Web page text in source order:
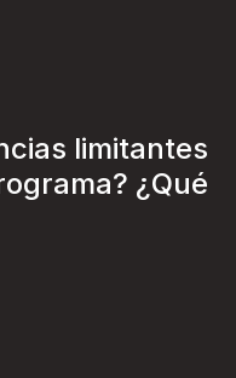
limitantes
¿Qué